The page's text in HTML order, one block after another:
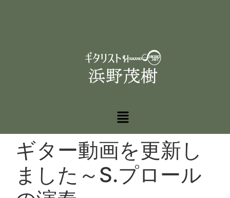
ギター動画を更新し
ました～S.プロール